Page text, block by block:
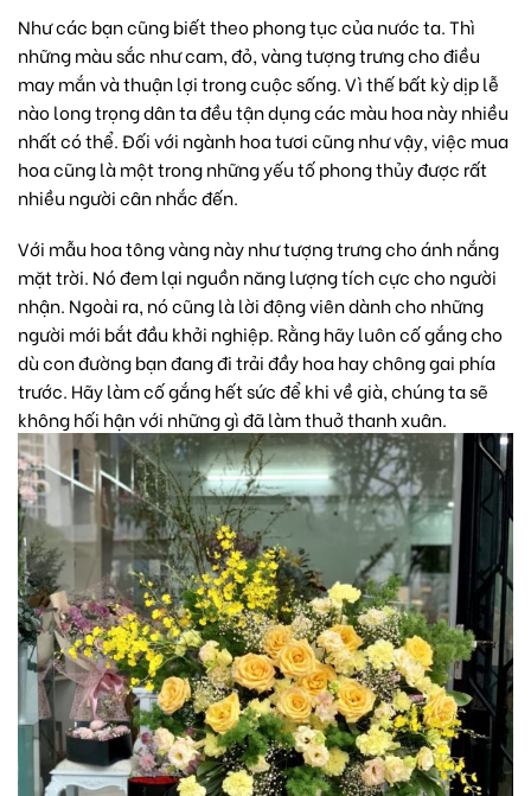
Như các bạn cũng biết theo phong tục của nước ta. Thì
những màu sắc như cam, đỏ, vàng tượng trưng cho điều
may mắn và thuận lợi trong cuộc sống. Vì thế bất kỳ dịp lễ
nào long trọng dân ta đều tận dụng các màu hoa này nhiều
nhất có thể. Đối với ngành hoa tươi cũng như vậy, việc mua
hoa cũng là một trong những yếu tố phong thủy được rất
nhiều người cân nhắc đến.
Với mẫu hoa tông vàng này như tượng trưng cho ánh nắng
mặt trời. Nó đem lại nguồn năng lượng tích cực cho người
nhận. Ngoài ra, nó cũng là lời động viên dành cho những
người mới bắt đầu khởi nghiệp. Rằng hãy luôn cố gắng cho
dù con đường bạn đang đi trải đầy hoa hay chông gai phía
trước. Hãy làm cố gắng hết sức để khi về già, chúng ta sẽ
không hối hận với những gì đã làm thuở thanh xuân.